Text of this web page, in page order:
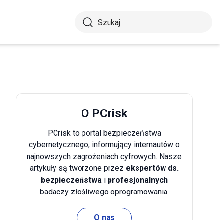
O PCrisk
PCrisk to portal bezpieczeństwa
cybernetycznego, informujący internautów o
najnowszych zagrożeniach cyfrowych. Nasze
artykuły są tworzone przez ekspertów ds.
bezpieczeństwai profesjonalnych
badaczy złośliwego oprogramowania.
O nas